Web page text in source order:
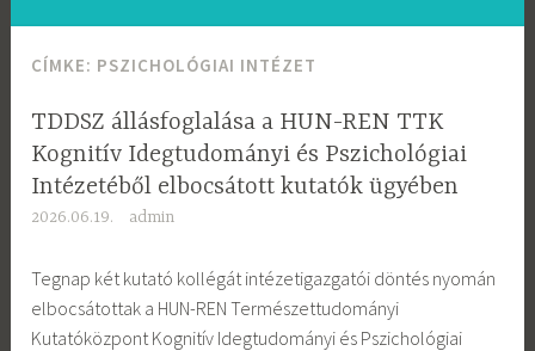
CÍMKE: PSZICHOLÓGIAI INTÉZET
TDDSZ állásfoglalása a HUN-REN TTK
Kognitív Idegtudományi és Pszichológiai
Intézetéből elbocsátott kutatók ügyében
2026.06.19. admin
Tegnap két kutató kollégát intézetigazgatói döntés nyomán
elbocsátottak a HUN-REN Természettudományi
Kutatóközpont Kognitív Idegtudományi és Pszichológiai